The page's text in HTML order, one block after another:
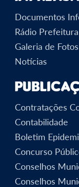
Documentos
Rádio Prefeitura
Galeria de Fotos
Notícias
Contratações
Contabilidade
Boletim
Concurso
Conselhos
Conselhos